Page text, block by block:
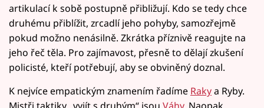
artikulací k sobě postupně přibližují. Kdo se tedy chce
druhému přiblížit, zrcadlí jeho pohyby, samozřejmě
pokud možno nenásilně. Zkrátka příznivě reagujte na
jeho řeč těla. Pro zajímavost, přesně to dělají zkušení
policisté, kteří potřebují, aby se obviněný doznal.
K nejvíce empatickým znamením řadíme Rakya Ryby.